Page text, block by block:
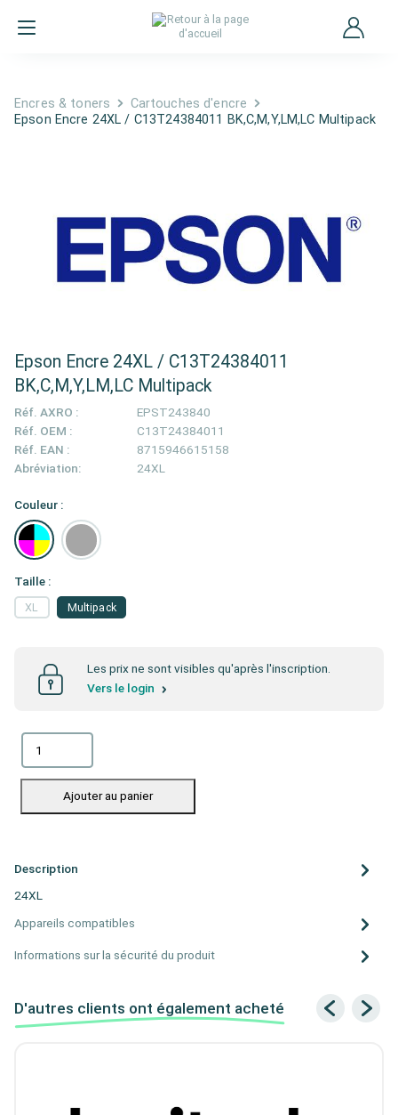
Encres & toners
Cartouches d'encre
Epson Encre 24XL / C13T24384011 BK,C,M,Y,LM,LC Multipack
Epson Encre 24XL / C13T24384011
BK,C,M,Y,LM,LC Multipack
Réf. AXRO :
EPST243840
Réf. OEM :
C13T24384011
Réf. EAN :
8715946615158
Abréviation:
24XL
Couleur :
Taille :
XL Multipack
Les prix ne sont visibles qu'après l'inscription.
Vers le login
Ajouter au panier
Description
24XL
Appareils compatibles
Informations sur la sécurité du produit
D'autres clients ont également acheté